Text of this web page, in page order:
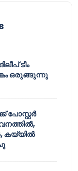
ടീം
ഒരുങ്ങുന്നു
പോസ്റ്റർ
കയ്യിൽ